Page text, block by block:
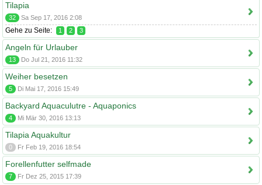
Tilapia
32 Sa Sep 17, 2016 2:08
Gehe zu Seite: 1 2 3
Angeln für Urlauber
13 Do Jul 21, 2016 11:32
Weiher besetzen
5 Di Mai 17, 2016 15:49
Backyard Aquaculutre - Aquaponics
4 Mi Mär 30, 2016 13:13
Tilapia Aquakultur
0 Fr Feb 19, 2016 18:54
Forellenfutter selfmade
7 Fr Dez 25, 2015 17:39